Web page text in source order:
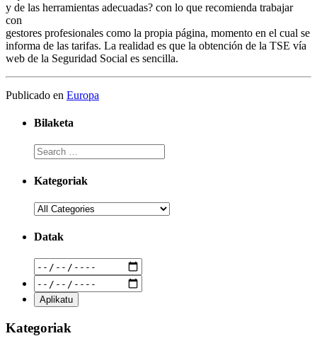
y de las herramientas adecuadas? con lo que recomienda trabajar
con
gestores profesionales como la propia página, momento en el cual se
informa de las tarifas. La realidad es que la obtención de la TSE vía
web de la Seguridad Social es sencilla.
Publicado en Europa
Bilaketa
Kategoriak
Datak
Kategoriak